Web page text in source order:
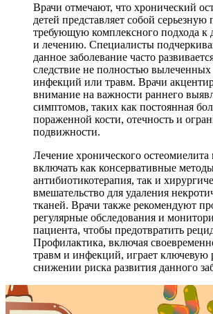
Врачи отмечают, что хронический
детей представляет собой серьезную
требующую комплексного подхода к
и лечению. Специалисты
данное заболевание часто
следствие не полностью
инфекций или травм. Врачи
внимание на важности раннего
симптомов, таких как постоянная
пораженной кости, отечность и
подвижности.
Лечение хронического
включать как консервативные
антибиотикотерапия, так и
вмешательство для удаления
тканей. Врачи также рекомендуют
регулярные обследования и
пациента, чтобы предотвратить
Профилактика, включая
травм и инфекций, играет ключевую
снижении риска развития данного